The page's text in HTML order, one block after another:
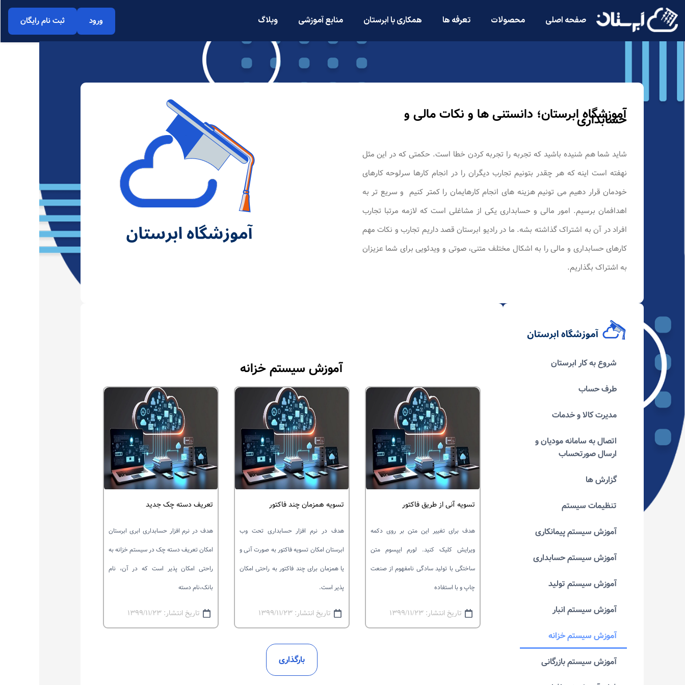
صفحه اصلی محصولات تعرفه ها همکاری با ابرستان منابع آموزشی وبلاگ ثبت نام رایگان ورود
آموزشگاه ابرستان؛ دانستنی ها و نکات مالی و
حسابداری
شاید شما هم شنیده باشید که تجربه را تجربه کردن خطا است. حکمتی که در این مثل
نهفته است اینه که هر چقدر بتونیم تجارب دیگران را در انجام کارها سرلوحه کارهای
خودمان قرار دهیم می تونیم هزینه های انجام کارهایمان را کمتر کنیم و سریع تر به
اهدافمان برسیم. امور مالی و حسابداری یکی از مشاغلی است که لازمه مرتبا تجارب
افراد در آن به اشتراک گذاشته بشه. ما در رادیو ابرستان قصد داریم تجارب و نکات مهم
کارهای حسابداری و مالی را به اشکال مختلف متنی، صوتی و ویدئویی برای شما عزیزان
به اشتراک بگذاریم.
آموزش سیستم خزانه
تسویه آنی از طریق فاکتور
هدف برای تغییر این متن بر روی دکمه
ویرایش کلیک کنید. لورم ایپسوم متن
ساختگی با تولید سادگی نامفهوم از صنعت
چاپ و با استفاده
تاریخ انتشار: ۱۳۹۹/۱۱/۲۳
تسویه همزمان چند فاکتور
هدف در نرم افزار حسابداری تحت وب
ابرستان امکان تسویه فاکتور به صورت آنی و
یا همزمان برای چند فاکتور به راحتی امکان
پذیر است.
تاریخ انتشار: ۱۳۹۹/۱۱/۲۳
تعریف دسته چک جدید
هدف در نرم افزار حسابداری ابری ابرستان
امکان تعریف دسته چک در سیستم خزانه به
راحتی امکان پذیر است که در آن، نام
بانک،نام دسته
تاریخ انتشار: ۱۳۹۹/۱۱/۲۳
بارگذاری
شروع به کار ابرستان
طرف حساب
مدیرت کالا و خدمات
اتصال به سامانه مودیان و
ارسال صورتحساب
گزارش ها
تنظیمات سیستم
آموزش سیستم پیمانکاری
آموزش سیستم حسابداری
آموزش سیستم تولید
آموزش سیستم انبار
آموزش سیستم خزانه
آموزش سیستم بازرگانی